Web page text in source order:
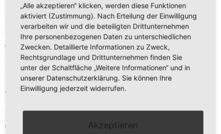
Daniel Kreis
Kirchberg 11
97273 Kürnach
Tel. 09367 – 9889 473
anfrage@freier-kuechenplaner.de
Mo-Fr 9 - 13 Uhr
oder nach Vereinbarung
„Alle akzeptieren“ klicken, werden diese Funktionen
aktiviert (Zustimmung). Nach Erteilung der Einwilligung
verarbeiten wir und die beteiligten Drittunternehmen
Ihre personenbezogenen Daten zu unterschiedlichen
Zwecken. Detaillierte Informationen zu Zweck,
Rechtsgrundlage und Drittunternehmen finden Sie
unter der Schaltfläche „Weitere Informationen“ und in
unserer Datenschutzerklärung. Sie können Ihre
Einwilligung jederzeit widerrufen.
Akzeptieren